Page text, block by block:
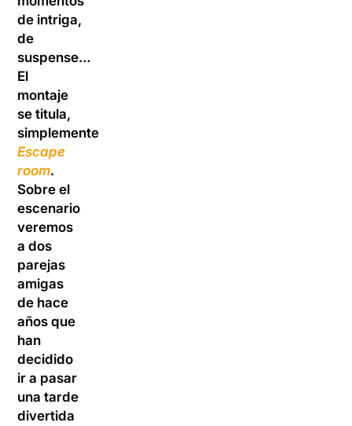
de intriga,
de
suspense…
El
montaje
se titula,
simplemente,
Escape
room.
Sobre el
escenario
veremos
a dos
parejas
amigas
de hace
años que
han
decidido
ir a pasar
una tarde
divertida